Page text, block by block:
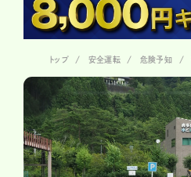
トップ 安全運転 危険予知